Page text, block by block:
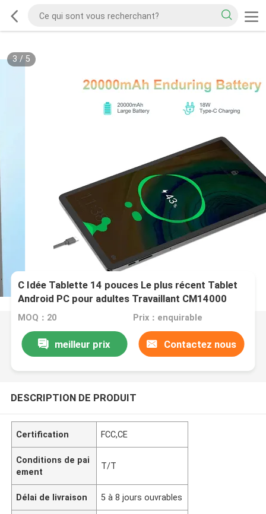
3 / 5
C Idée Tablette 14 pouces Le plus récent Tablet
Android PC pour adultes Travaillant CM14000
plus Noir
MOQ：20 Prix：enquirable
meilleur prix Contactez nous
DESCRIPTION DE PRODUIT
Certification FCC,CE
Conditions de pai
ement
T/T
Délai de livraison 5 à 8 jours ouvrables